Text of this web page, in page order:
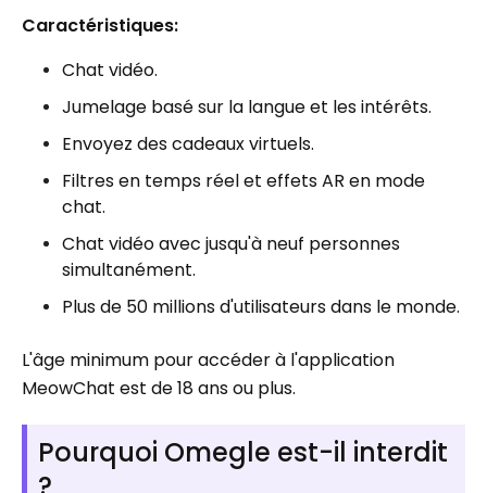
Caractéristiques:
Chat vidéo.
Jumelage basé sur la langue et les intérêts.
Envoyez des cadeaux virtuels.
Filtres en temps réel et effets AR en mode
chat.
Chat vidéo avec jusqu'à neuf personnes
simultanément.
Plus de 50 millions d'utilisateurs dans le monde.
L'âge minimum pour accéder à l'application
MeowChat est de 18 ans ou plus.
Pourquoi Omegle est-il interdit